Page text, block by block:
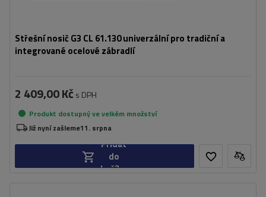
Střešní nosič G3 CL 61.130 univerzální pro tradiční a
integrované ocelové zábradlí
2 409,00 Kč s DPH
Produkt dostupný ve velkém množství
Již nyní zašleme11. srpna
Přidat
do
košíku